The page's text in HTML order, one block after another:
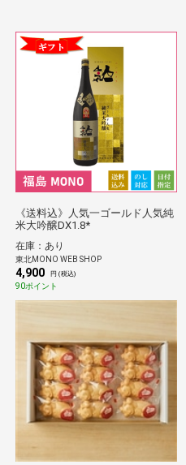
《送料込》人気一ゴールド人気純
米大吟醸DX1.8*
在庫：あり
東北MONO WEB SHOP
4,900 円 (税込)
90ポイント